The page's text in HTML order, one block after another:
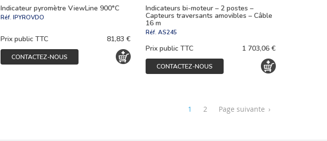
Indicateur pyromètre ViewLine 900°C
Réf. IPYROVDO
Prix public TTC 81,83 €
CONTACTEZ-NOUS
Indicateurs bi-moteur – 2 postes –
Capteurs traversants amovibles – Câble
16 m
Réf.AS245
Prix public TTC 1 703,06 €
CONTACTEZ-NOUS
1 2 ›
Page suivante